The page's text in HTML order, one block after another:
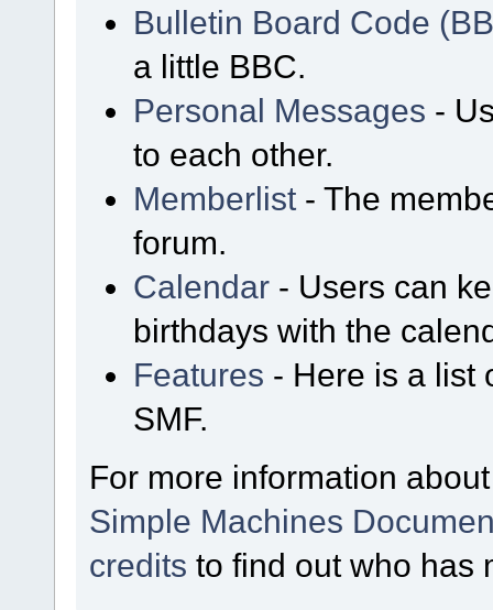
Bulletin Board Code
a little BBC.
Personal Messages -
to each other.
Memberlist - The
forum.
Calendar - Users can
birthdays with the
Features - Here is a list
SMF.
For more information
Simple Machines
credits to find out who has